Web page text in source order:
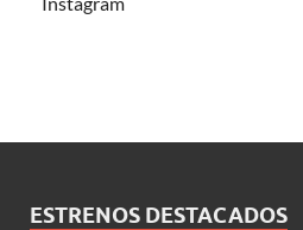
ESTRENOS DESTACADOS